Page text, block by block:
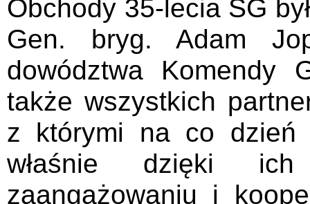
Obchody 35-lecia SG
Gen. bryg. Adam
dowództwa Komendy
także wszystkich
z którymi na co dzień
właśnie dzięki ich
zaangażowaniu i